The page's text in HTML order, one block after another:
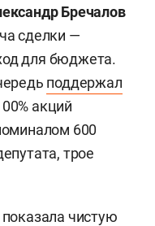
Бречалов
сделки —
для бюджета.
поддержал
акций
600
трое
чистую